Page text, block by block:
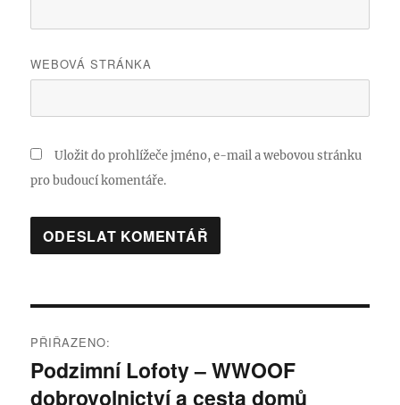
WEBOVÁ STRÁNKA
Uložit do prohlížeče jméno, e-mail a webovou stránku
pro budoucí komentáře.
pro
PŘIŘAZENO:
Podzimní Lofoty – WWOOF
dobrovolnictví a cesta domů